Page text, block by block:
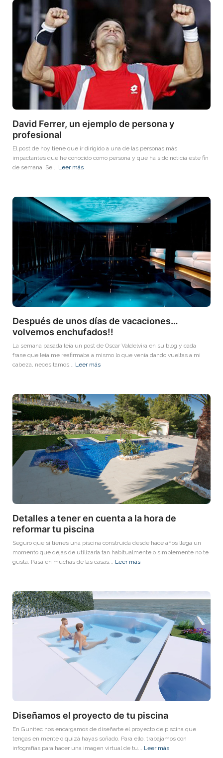
David Ferrer, un ejemplo de persona y
profesional
El post de hoy tiene que ir dirigido a una de las personas más
impactantes que he conocido como persona y que ha sido noticia este fin
de semana. Se... Leer más
Después de unos días de vacaciones…
volvemos enchufados!!
La semana pasada leía un post de Oscar Valdelvira en su blog y cada
frase que leía me reafirmaba a mismo lo que venía dando vueltas a mi
cabeza, necesitamos... Leer más
Detalles a tener en cuenta a la hora de
reformar tu piscina
Seguro que si tienes una piscina construida desde hace años llega un
momento que dejas de utilizarla tan habitualmente o simplemente no te
gusta. Pasa en muchas de las casas... Leer más
Diseñamos el proyecto de tu piscina
En Gunitec nos encargamos de diseñarte el proyecto de piscina que
tengas en mente o quizá hayas soñado. Para ello, trabajamos con
infografías para hacer una imagen virtual de tu... Leer más